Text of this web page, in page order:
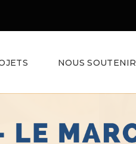
NOUS SOUTENIR